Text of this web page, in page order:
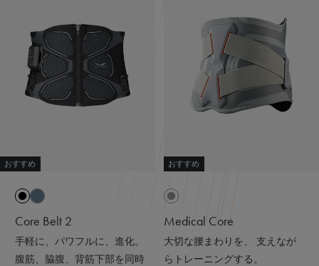
って😉
※天然鉱石を原料とした高純度セラミック（非金属）を練
り込んだ特殊繊維「Mediculation®️（メディキュレーショ
ン）」のこと
他にも、筋肉のハリ・コリの緩和、筋肉の疲れを軽減して
着心地も抜群なんだよー😍
ストレッチがきいていて吸水速乾性もあって
接触冷感で肌触りも良いの🫶🏻💭
ギフトにもおすすめだよ🎁💝
おすすめ
Core Belt 2
手軽に、パワフルに、進化。
腹筋、脇腹、背筋下部を同時
おすすめ
Medical Core
大切な腰まわりを、 支えなが
らトレーニングする。